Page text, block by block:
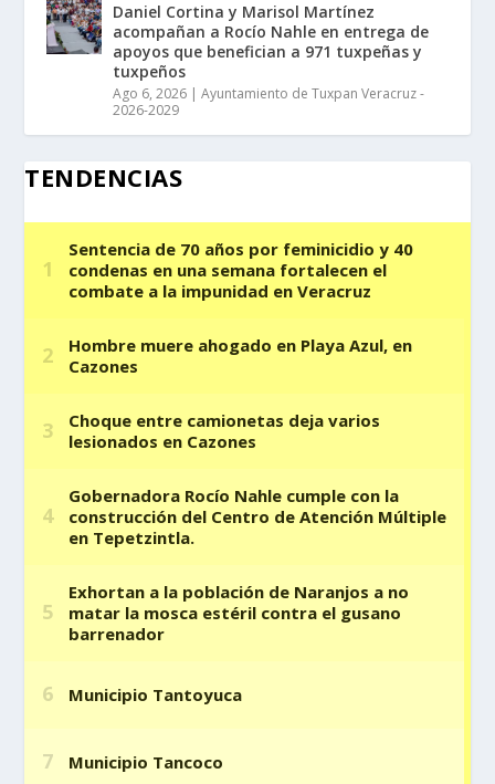
Daniel Cortina y Marisol Martínez
acompañan a Rocío Nahle en entrega de
apoyos que benefician a 971 tuxpeñas y
tuxpeños
Ago 6, 2026 |Ayuntamiento de Tuxpan Veracruz -
2026-2029
TENDENCIAS